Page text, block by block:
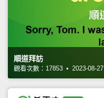
順道拜訪
觀看次數：17853 • 2023-08-27